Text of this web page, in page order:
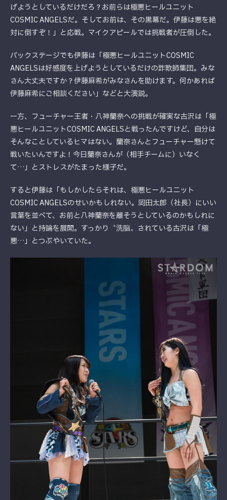
げようとしているだけだろ？お前らは極悪ヒールユニット
COSMIC ANGELSだ。そしてお前は、その黒幕だ。伊藤は悪を絶
対に倒すぞ！」と応戦。マイクアピールでは挑戦者が圧倒した。
バックステージでも伊藤は「極悪ヒールユニットCOSMIC
ANGELSは好感度を上げようとしているだけの詐欺師集団。みな
さん大丈夫ですか？伊藤麻希がみなさんを助けます。何かあれば
伊藤麻希にご相談ください」などと大演説。
一方、フューチャー王者・八神蘭奈への挑戦が確実な古沢は「極
悪ヒールユニットCOSMIC ANGELSと戦ったんですけど、自分は
そんなことしているヒマはない。蘭奈さんとフューチャー懸けて
戦いたいんですよ！今日蘭奈さんが（相手チームに）いなく
て…」とストレスがたまった様子だ。
すると伊藤は「もしかしたらそれは、極悪ヒールユニット
COSMIC ANGELSのせいかもしれない。岡田太郎（社長）にいい
言葉を並べて、お前と八神蘭奈を離そうとしているのかもしれに
ない」と持論を展開。すっかり〝洗脳〟されている古沢は「極
悪…」とつぶやいていた。